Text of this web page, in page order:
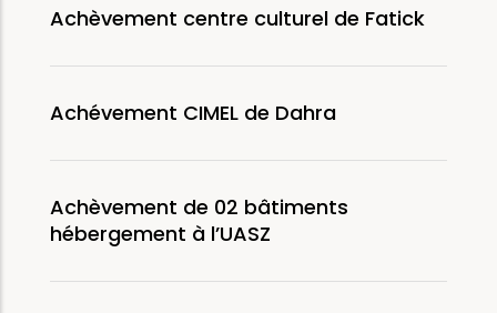
Achèvement centre culturel de Fatick
Achévement CIMEL de Dahra
Achèvement de 02 bâtiments
hébergement à l’UASZ